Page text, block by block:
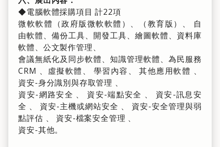
◆電腦軟體採購項目 計22項
微軟軟體（政府版微軟軟體）、（教育版）、 自
由軟體、備份工具、開發工具、繪圖軟體、資料庫
軟體、公文製作管理、
會議無紙化及同步軟體、知識管理軟體、為民服務
CRM 、虛擬軟體、 學習內容、 其他應用軟體 、
資安-身分識別與存取管理 、
資安-網路安全 、 資安-端點安全 、 資安-訊息安
全 、 資安-主機或網站安全 、 資安-安全管理與弱
點評估 、 資安-檔案安全管理 、
資安-其他。